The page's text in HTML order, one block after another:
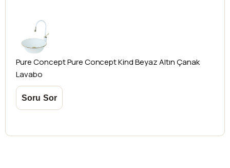
Pure ConceptPure Concept Kind Beyaz Altın Çanak
Lavabo